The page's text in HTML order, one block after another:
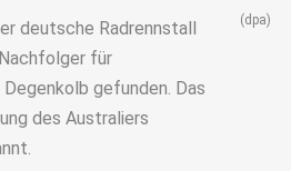
deutsche Radrennstall
für
gefunden. Das
des Australiers
(dpa)